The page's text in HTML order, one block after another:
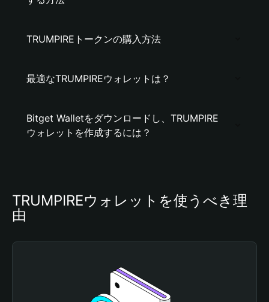
TRUMPIREトークンの購入方法
最適なTRUMPIREウォレットは？
Bitget Walletをダウンロードし、TRUMPIRE
ウォレットを作成するには？
TRUMPIREウォレットを使うべき理
由